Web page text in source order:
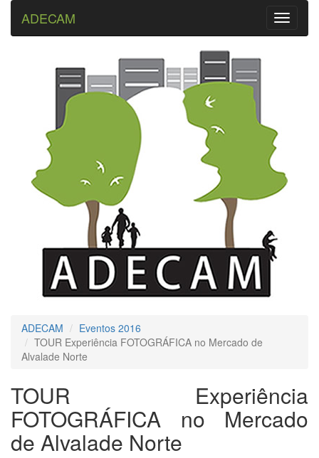
Toggle
ADECAM
ADECAM
Eventos 2016
TOUR Experiência FOTOGRÁFICA no Mercado de
Alvalade Norte
TOUR Experiência
FOTOGRÁFICA no Mercado
de Alvalade Norte